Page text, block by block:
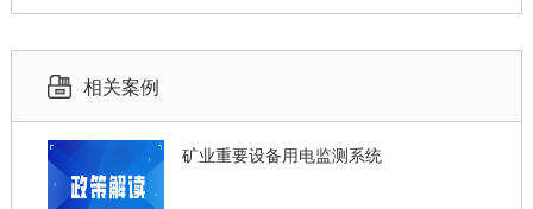
相关案例
矿业重要设备用电监测系统